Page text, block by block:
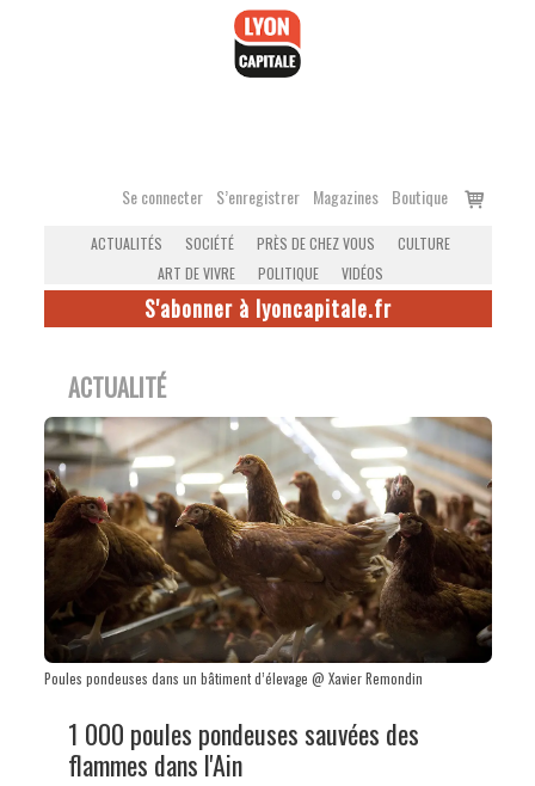
Se connecter S’enregistrer Magazines Boutique
Voir
ACTUALITÉS SOCIÉTÉ PRÈS DE CHEZ VOUS
CULTURE
ART DE VIVRE
POLITIQUE VIDÉOS
S'abonner à lyoncapitale.fr
ACTUALITÉ
Poules pondeuses dans un bâtiment d’élevage @ Xavier Remondin
1 000 poules pondeuses sauvées des
flammes dans l'Ain